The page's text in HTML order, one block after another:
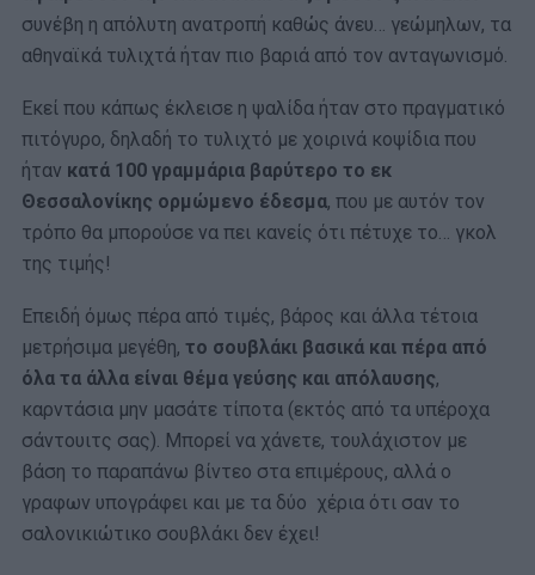
συνέβη η απόλυτη ανατροπή καθώς άνευ… γεώμηλων, τα
αθηναϊκά τυλιχτά ήταν πιο βαριά από τον ανταγωνισμό.
Εκεί που κάπως έκλεισε η ψαλίδα ήταν στο πραγματικό
πιτόγυρο, δηλαδή το τυλιχτό με χοιρινά κοψίδια που
ήταν κατά 100 γραμμάρια βαρύτερο το εκ
Θεσσαλονίκης ορμώμενο έδεσμα, που με αυτόν τον
τρόπο θα μπορούσε να πει κανείς ότι πέτυχε το… γκολ
της τιμής!
Επειδή όμως πέρα από τιμές, βάρος και άλλα τέτοια
μετρήσιμα μεγέθη, το σουβλάκι βασικά και πέρα από
όλα τα άλλα είναι θέμα γεύσης και απόλαυσης,
καρντάσια μην μασάτε τίποτα (εκτός από τα υπέροχα
σάντουιτς σας). Μπορεί να χάνετε, τουλάχιστον με
βάση το παραπάνω βίντεο στα επιμέρους, αλλά ο
γραφων υπογράφει και με τα δύο χέρια ότι σαν το
σαλονικιώτικο σουβλάκι δεν έχει!